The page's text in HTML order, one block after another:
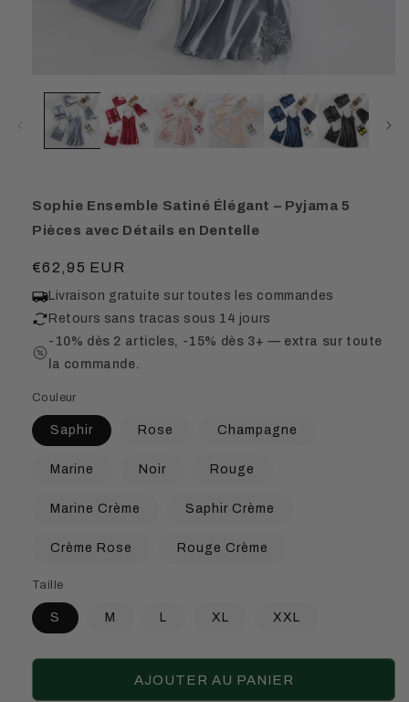
Sophie Ensemble Satiné Élégant – Pyjama 5
Pièces avec Détails en Dentelle
Prix
habituel
€62,95 EUR
Livraison gratuite sur toutes les commandes
Retours sans tracas sous 14 jours
-10% dès 2 articles, -15% dès 3+ — extra sur toute
la commande.
Couleur
Saphir Rose Champagne
Marine Noir Rouge
Marine Crème Saphir Crème
Crème Rose Rouge Crème
Taille
S M L XL XXL
AJOUTER AU PANIER